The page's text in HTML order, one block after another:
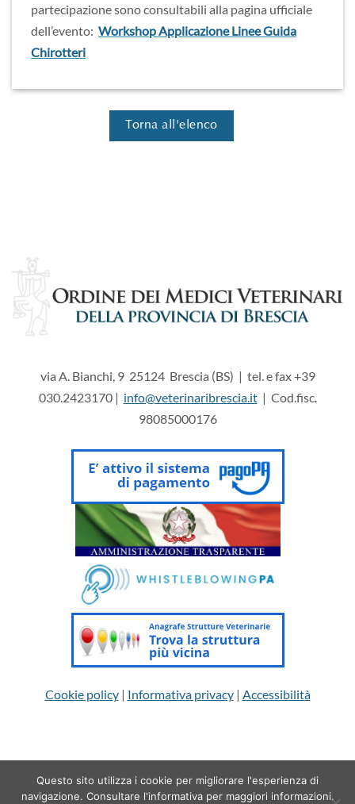
partecipazione sono consultabili alla pagina ufficiale
dell’evento: Workshop Applicazione Linee Guida
Chirotteri
Torna all'elenco
via A. Bianchi, 9 25124 Brescia (BS) | tel. e fax +39
030.2423170 | info@veterinaribrescia.it| Cod.fisc.
98085000176
Cookie policy| Informativa privacy| Accessibilità
Copyright 2026 © Ordine dei Medici Veterinari della provincia di
Questo sito utilizza i cookie per migliorare l'esperienza di
navigazione. Consultare l'informativa per maggiori informazioni.